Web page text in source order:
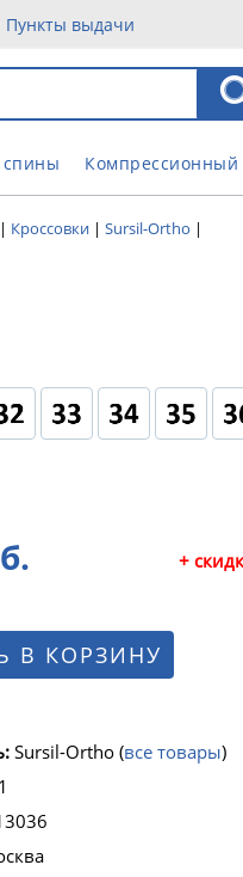
Пункты выдачи
Компрессионный
| Кроссовки | Sursil-Ortho |
+
В КОРЗИНУ
Sursil-Ortho(все товары)